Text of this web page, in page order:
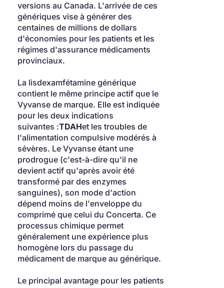
versions au Canada. L'arrivée de ces
génériques vise à générer des
centaines de millions de dollars
d'économies pour les patients et les
régimes d'assurance médicaments
provinciaux.
La lisdexamfétamine générique
contient le même principe actif que le
Vyvanse de marque. Elle est indiquée
pour les deux indications
suivantes :TDAHet les troubles de
l'alimentation compulsive modérés à
sévères. Le Vyvanse étant une
prodrogue (c'est-à-dire qu'il ne
devient actif qu'après avoir été
transformé par des enzymes
sanguines), son mode d'action
dépend moins de l'enveloppe du
comprimé que celui du Concerta. Ce
processus chimique permet
généralement une expérience plus
homogène lors du passage du
médicament de marque au générique.
Le principal avantage pour les patients